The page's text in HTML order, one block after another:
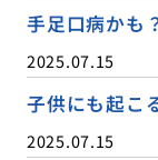
手足口病かも
2025.07.15
子供にも起こ
2025.07.15